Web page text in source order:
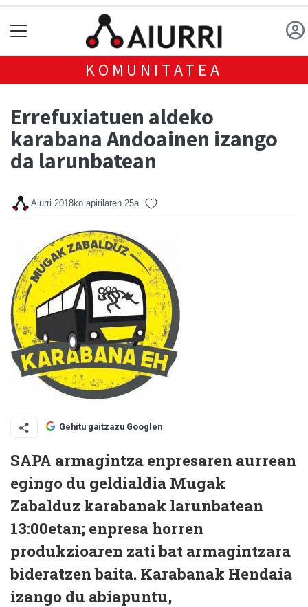
KOMUNITATEA
Errefuxiatuen aldeko
karabana Andoainen izango
da larunbatean
Aiurri 2018ko apirilaren 25a
Gehitu gaitzazu Googlen
SAPA armagintza enpresaren aurrean
egingo du geldialdia Mugak
Zabalduz karabanak larunbatean
13:00etan; enpresa horren
produkzioaren zati bat armagintzara
bideratzen baita. Karabanak Hendaia
izango du abiapuntu,